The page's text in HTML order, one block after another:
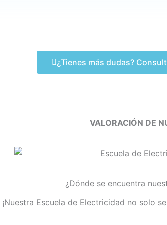
¿Tienes más dudas?
VALORACIÓN DE
¿Dónde se encuentra
¡Nuestra Escuela de Electricidad no solo